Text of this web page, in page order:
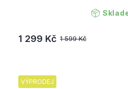
1 599 Kč
1 299 Kč
VÝPRODEJ